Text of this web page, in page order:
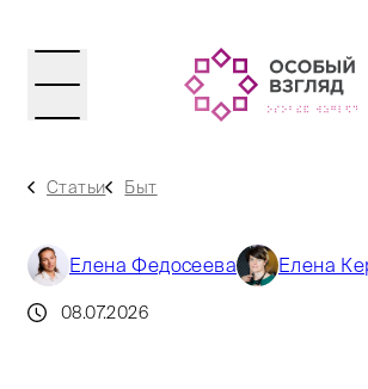
Статьи Быт
Елена Федосеева Елена
08.07.2026